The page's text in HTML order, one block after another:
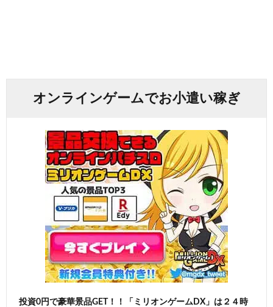
オンラインゲームでお小遣い稼ぎ
投資0円で豪華景品GET！！「ミリオンゲームDX」は２４時